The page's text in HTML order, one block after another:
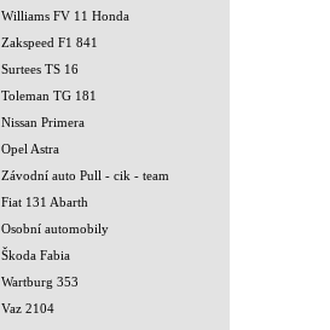
Williams FV 11 Honda
Zakspeed F1 841
Surtees TS 16
Toleman TG 181
Nissan Primera
Opel Astra
Závodní auto Pull - cik - team
Fiat 131 Abarth
Osobní automobily
Škoda Fabia
Wartburg 353
Vaz 2104